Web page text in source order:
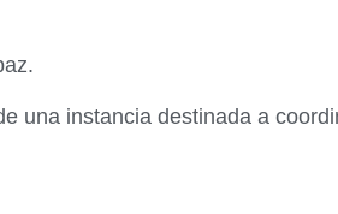
una instancia destinada a